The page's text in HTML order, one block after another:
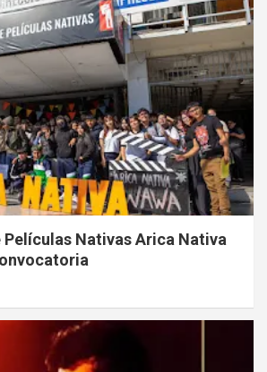
Películas Nativas Arica Nativa